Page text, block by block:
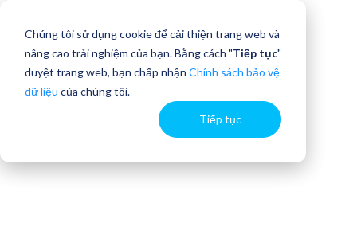
Chúng tôi sử dụng cookie để cải thiện trang web và
nâng cao trải nghiệm của bạn. Bằng cách "Tiếp tục"
duyệt trang web, bạn chấp nhận Chính sách bảo vệ
dữ liệu của chúng tôi.
Tiếp tục